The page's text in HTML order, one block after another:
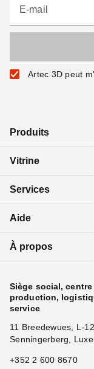
E-mail
Artec 3D peut
Produits
Vitrine
Services
Aide
À propos
Siège social, centre
production,
service
11 Breedewues, L-
Senningerberg,
+352 2 600 8670